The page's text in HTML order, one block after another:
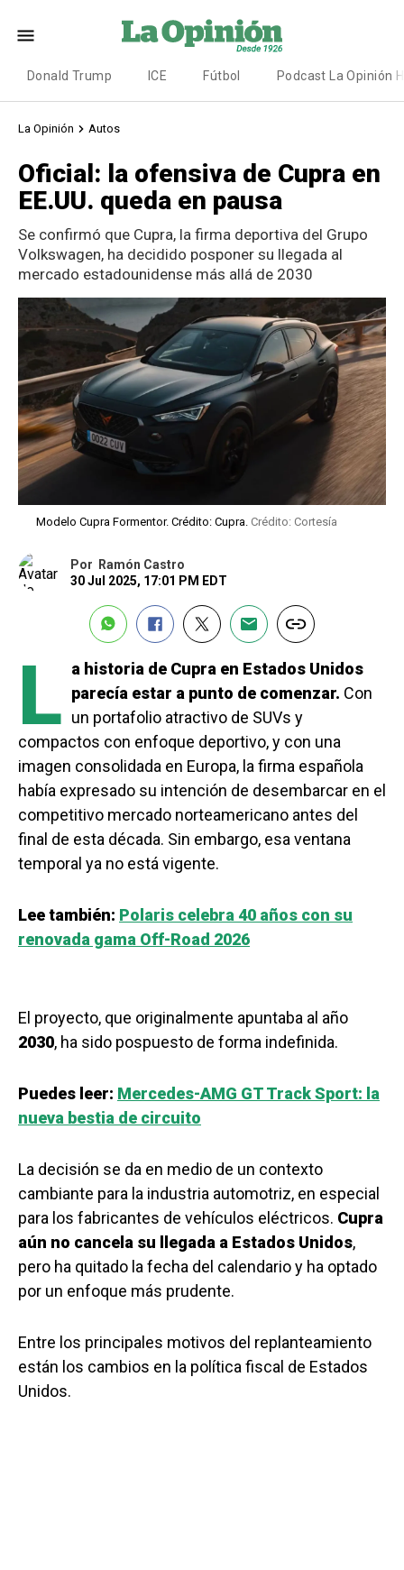
Donald Trump ICE Fútbol Podcast La Opinión
La Opinión Autos
Oficial: la ofensiva de Cupra en
EE.UU. queda en pausa
Se confirmó que Cupra, la firma deportiva del Grupo
Volkswagen, ha decidido posponer su llegada al
mercado estadounidense más allá de 2030
Modelo Cupra Formentor. Crédito: Cupra. Crédito: Cortesía
Por Ramón Castro
30 Jul 2025, 17:01 PM EDT
L a historia de Cupra en Estados Unidos
parecía estar a punto de comenzar. Con
un portafolio atractivo de SUVs y
compactos con enfoque deportivo, y con una
imagen consolidada en Europa, la firma española
había expresado su intención de desembarcar en el
competitivo mercado norteamericano antes del
final de esta década. Sin embargo, esa ventana
temporal ya no está vigente.
Lee también: Polaris celebra 40 años con su
renovada gama Off-Road 2026
El proyecto, que originalmente apuntaba al año
2030, ha sido pospuesto de forma indefinida.
Puedes leer: Mercedes-AMG GT Track Sport: la
nueva bestia de circuito
La decisión se da en medio de un contexto
cambiante para la industria automotriz, en especial
para los fabricantes de vehículos eléctricos. Cupra
aún no cancela su llegada a Estados Unidos,
pero ha quitado la fecha del calendario y ha optado
por un enfoque más prudente.
Entre los principales motivos del replanteamiento
están los cambios en la política fiscal de Estados
Unidos.